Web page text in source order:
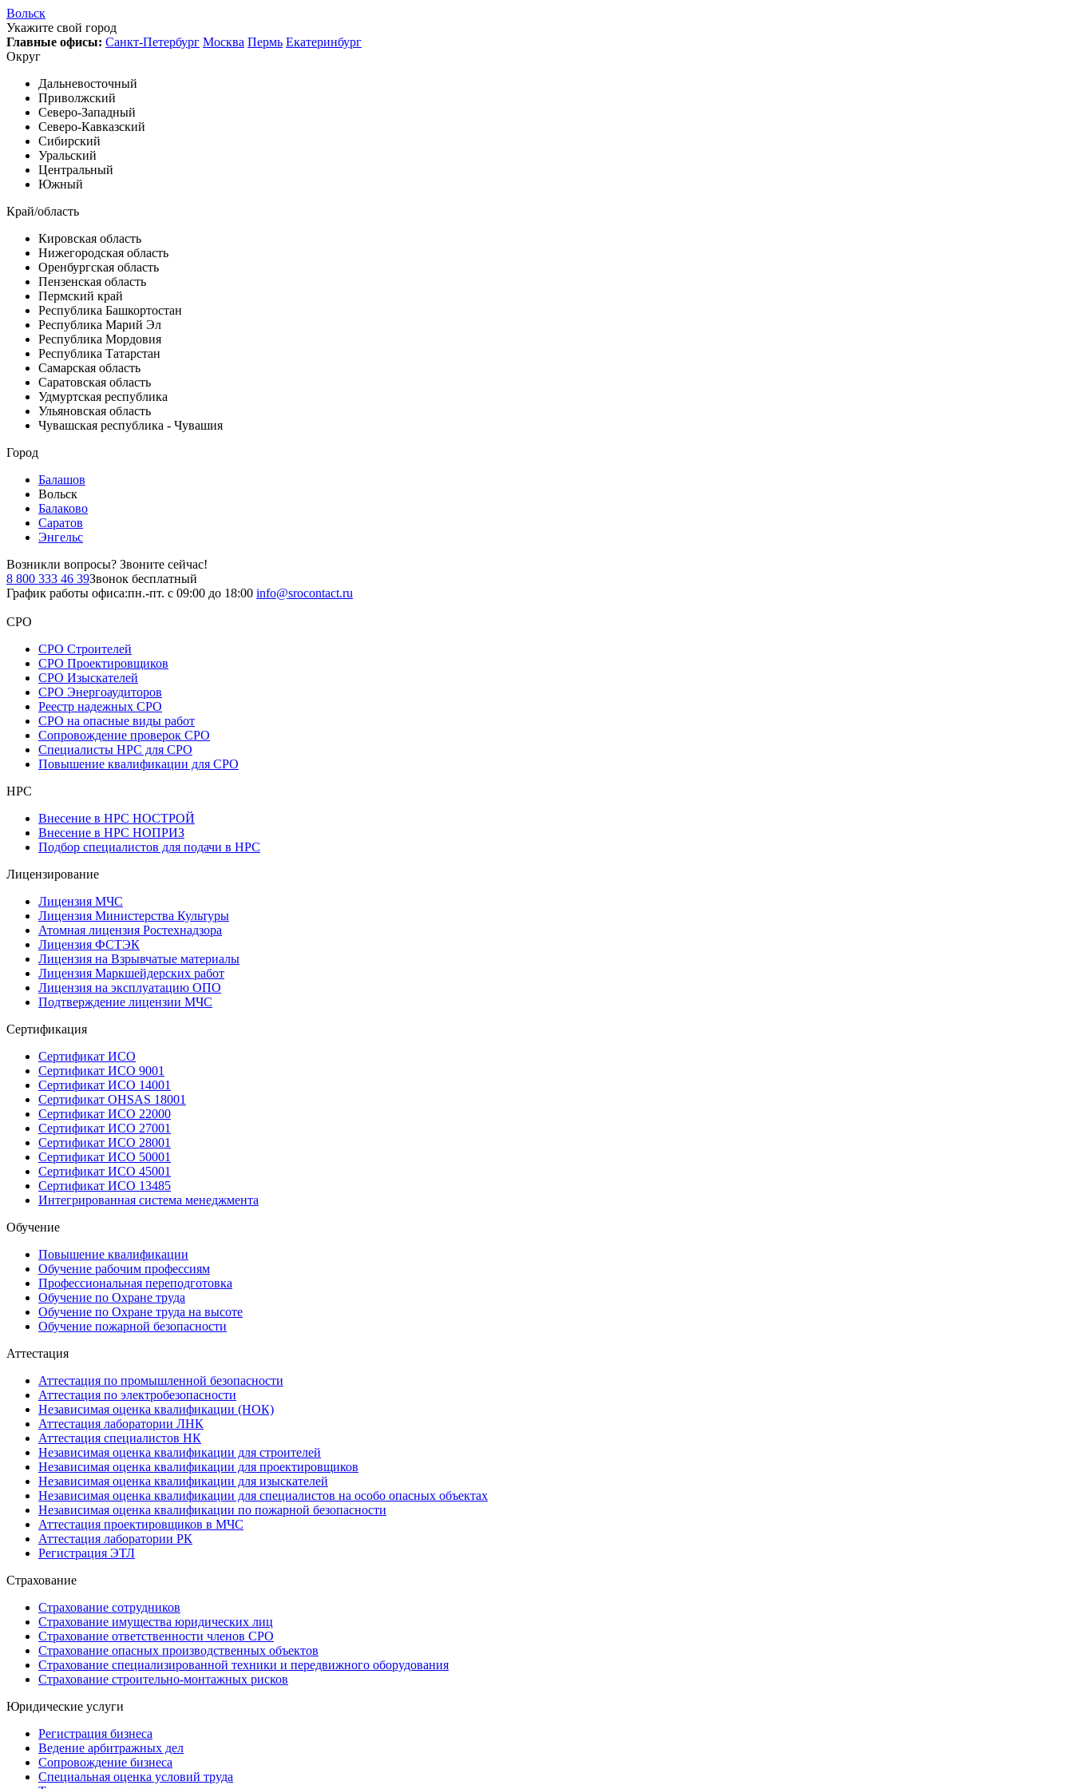
Вольск
Укажите свой город
Главные офисы: Санкт-Петербург Москва Пермь Екатеринбург
Округ
Дальневосточный
Приволжский
Северо-Западный
Северо-Кавказский
Сибирский
Уральский
Центральный
Южный
Край/область
Кировская область
Нижегородская область
Оренбургская область
Пензенская область
Пермский край
Республика Башкортостан
Республика Марий Эл
Республика Мордовия
Республика Татарстан
Самарская область
Саратовская область
Удмуртская республика
Ульяновская область
Чувашская республика - Чувашия
Город
Балашов
Вольск
Балаково
Саратов
Энгельс
Возникли вопросы? Звоните сейчас!
8 800 333 46 39Звонок бесплатный
График работы офиса:пн.-пт. с 09:00 до 18:00 info@srocontact.ru
СРО
СРО Строителей
СРО Проектировщиков
СРО Изыскателей
СРО Энергоаудиторов
Реестр надежных СРО
СРО на опасные виды работ
Сопровождение проверок СРО
Специалисты НРС для СРО
Повышение квалификации для СРО
НРС
Внесение в НРС НОСТРОЙ
Внесение в НРС НОПРИЗ
Подбор специалистов для подачи в НРС
Лицензирование
Лицензия МЧС
Лицензия Министерства Культуры
Атомная лицензия Ростехнадзора
Лицензия ФСТЭК
Лицензия на Взрывчатые материалы
Лицензия Маркшейдерских работ
Лицензия на эксплуатацию ОПО
Подтверждение лицензии МЧС
Сертификация
Сертификат ИСО
Сертификат ИСО 9001
Сертификат ИСО 14001
Сертификат OHSAS 18001
Сертификат ИСО 22000
Сертификат ИСО 27001
Сертификат ИСО 28001
Сертификат ИСО 50001
Сертификат ИСО 45001
Сертификат ИСО 13485
Интегрированная система менеджмента
Обучение
Повышение квалификации
Обучение рабочим профессиям
Профессиональная переподготовка
Обучение по Охране труда
Обучение по Охране труда на высоте
Обучение пожарной безопасности
Аттестация
Аттестация по промышленной безопасности
Аттестация по электробезопасности
Независимая оценка квалификации (НОК)
Аттестация лаборатории ЛНК
Аттестация специалистов НК
Независимая оценка квалификации для строителей
Независимая оценка квалификации для проектировщиков
Независимая оценка квалификации для изыскателей
Независимая оценка квалификации для специалистов на особо опасных объектах
Независимая оценка квалификации по пожарной безопасности
Аттестация проектировщиков в МЧС
Аттестация лаборатории РК
Регистрация ЭТЛ
Страхование
Страхование сотрудников
Страхование имущества юридических лиц
Страхование ответственности членов СРО
Страхование опасных производственных объектов
Страхование специализированной техники и передвижного оборудования
Страхование строительно-монтажных рисков
Юридические услуги
Регистрация бизнеса
Ведение арбитражных дел
Сопровождение бизнеса
Специальная оценка условий труда